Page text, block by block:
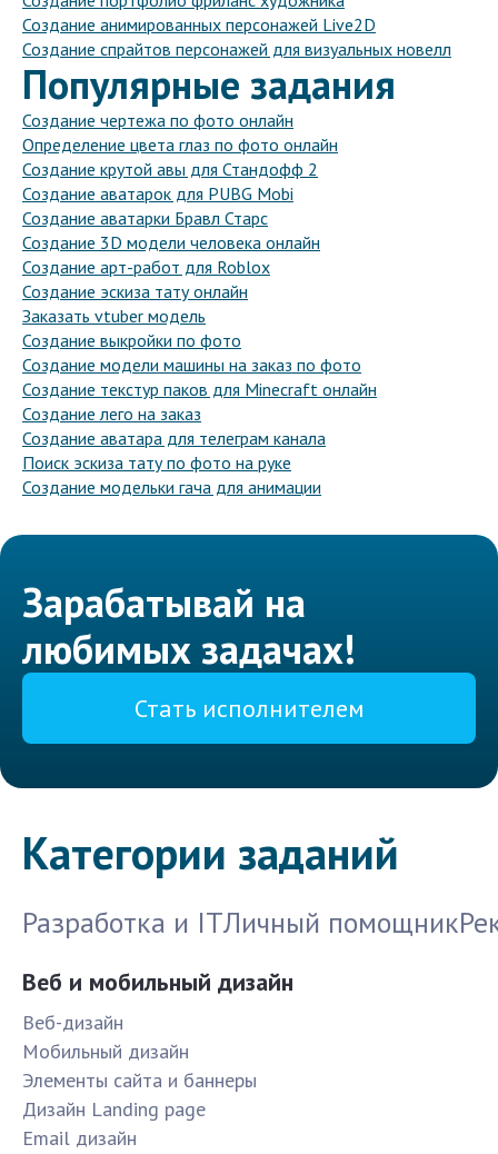
Создание анимированных персонажей Live2D
Создание спрайтов персонажей для визуальных новелл
Популярные задания
Создание чертежа по фото онлайн
Определение цвета глаз по фото онлайн
Создание крутой авы для Стандофф 2
Создание аватарок для PUBG Mobi
Создание аватарки Бравл Старс
Создание 3D модели человека онлайн
Создание арт-работ для Roblox
Создание эскиза тату онлайн
Заказать vtuber модель
Создание выкройки по фото
Создание модели машины на заказ по фото
Создание текстур паков для Minecraft онлайн
Создание лего на заказ
Создание аватара для телеграм канала
Поиск эскиза тату по фото на руке
Создание модельки гача для анимации
Зарабатывай на
любимых задачах!
Стать исполнителем
Категории заданий
Разработка и ITЛичный помощник
Веб и мобильный дизайн
Веб-дизайн
Мобильный дизайн
Элементы сайта и баннеры
Дизайн Landing page
Email дизайн